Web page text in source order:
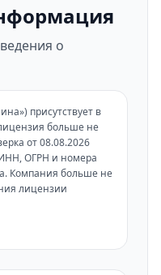
о
присутствует в
больше не
от 08.08.2026
ОГРН и номера
Компания больше не
лицензии